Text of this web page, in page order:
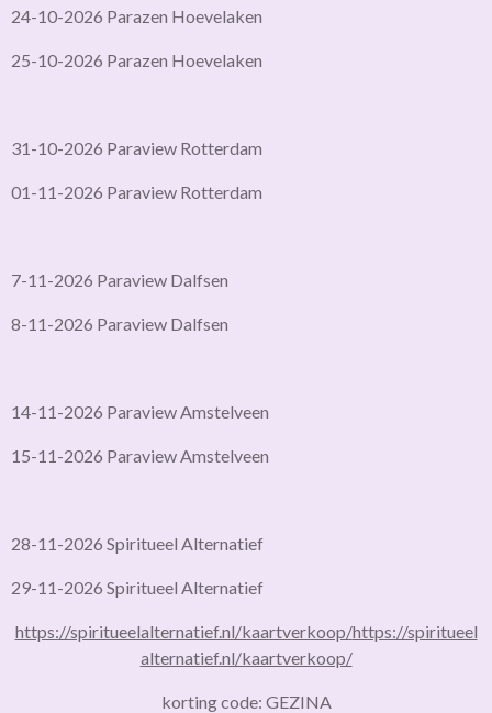
24-10-2026 Parazen Hoevelaken
25-10-2026 Parazen Hoevelaken
31-10-2026 Paraview Rotterdam
01-11-2026 Paraview Rotterdam
7-11-2026 Paraview Dalfsen
8-11-2026 Paraview Dalfsen
14-11-2026 Paraview Amstelveen
15-11-2026 Paraview Amstelveen
28-11-2026 Spiritueel Alternatief
29-11-2026 Spiritueel Alternatief
https://spiritueelalternatief.nl/kaartverkoop/https://spiritueel
alternatief.nl/kaartverkoop/
korting code: GEZINA